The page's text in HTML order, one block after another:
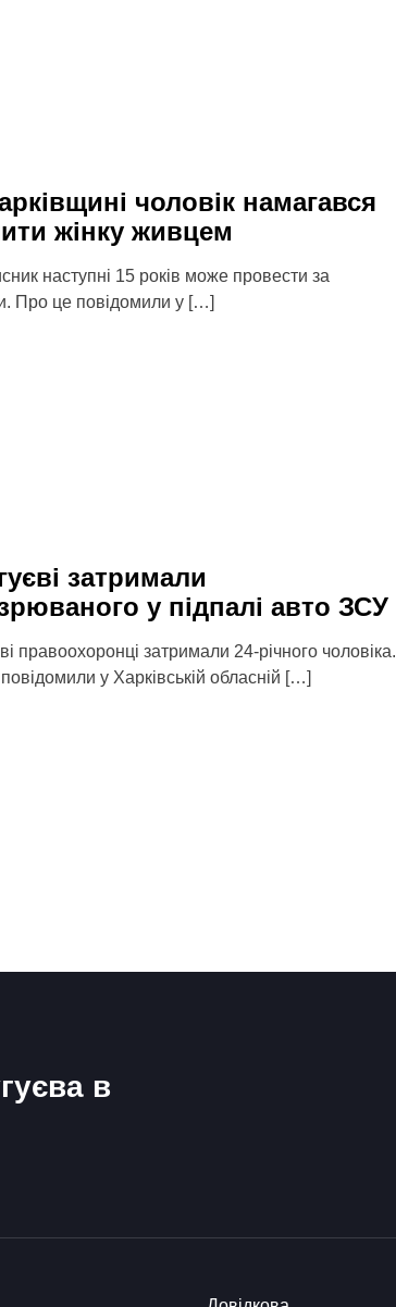
чоловік намагався
жінку живцем
наступні 15 років може провести за
Про це повідомили у […]
затримали
у підпалі авто ЗСУ
правоохоронці затримали 24-річного чоловіка.
у Харківській обласній […]
в